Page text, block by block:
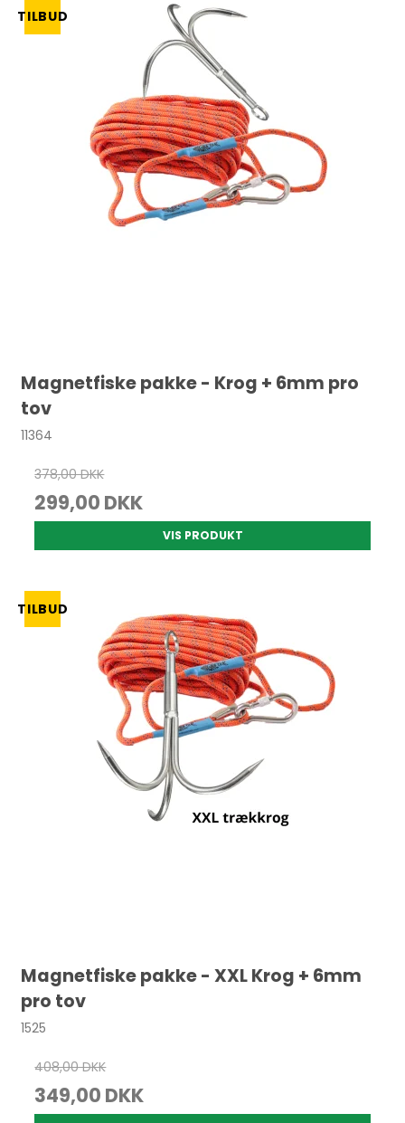
TILBUD
Magnetfiske pakke - Krog + 6mm pro
tov
11364
378,00 DKK
299,00 DKK
VIS PRODUKT
TILBUD
Magnetfiske pakke - XXL Krog + 6mm
pro tov
1525
408,00 DKK
349,00 DKK